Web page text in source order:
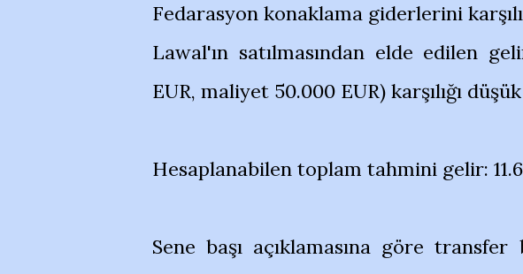
Fedarasyon konaklama giderlerini
Lawal'ın satılmasından elde edilen
EUR, maliyet 50.000 EUR) karşılığı
Hesaplanabilen toplam tahmini gelir:
Sene başı açıklamasına göre